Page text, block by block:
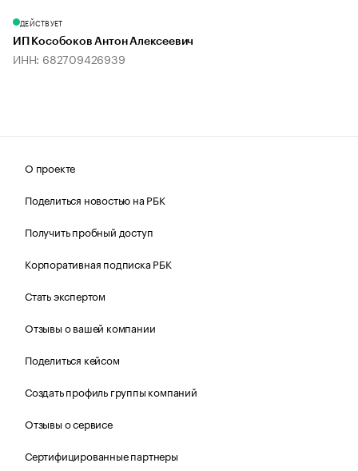
ДЕЙСТВУЕТ
ИП Кособоков Антон Алексеевич
ИНН: 682709426939
О проекте
Поделиться новостью на РБК
Получить пробный доступ
Корпоративная подписка РБК
Стать экспертом
Отзывы о вашей компании
Поделиться кейсом
Создать профиль группы компаний
Отзывы о сервисе
Сертифицированные партнеры